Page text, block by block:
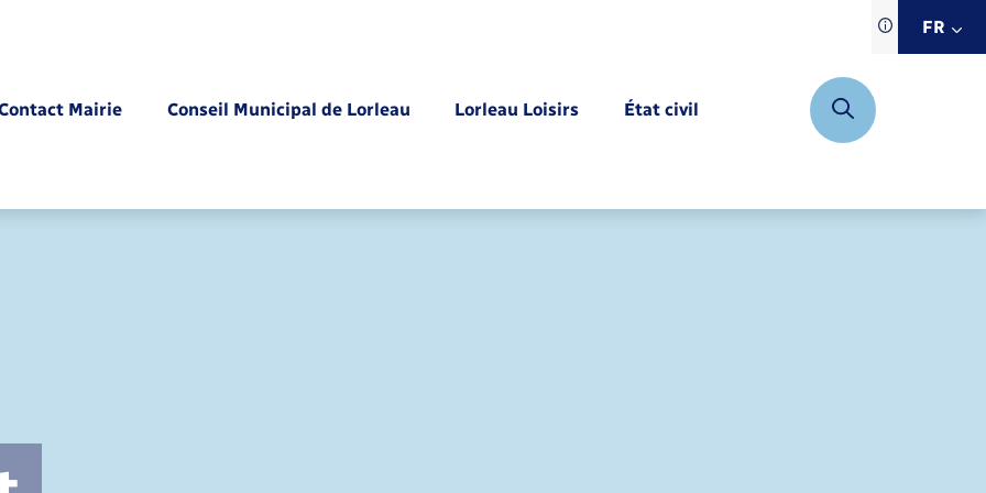
Traduction
siteFR
Mairie Conseil Municipal de Lorleau Lorleau Loisirs État civil